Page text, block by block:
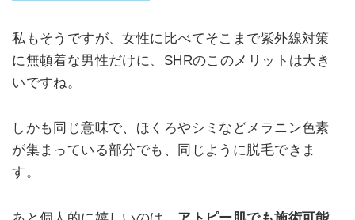
私もそうですが、女性に比べてそこまで紫外線対策
に無頓着な男性だけに、SHRのこのメリットは大き
いですね。
しかも同じ意味で、ほくろやシミなどメラニン色素
が集まっている部分でも、同じように脱毛できま
す。